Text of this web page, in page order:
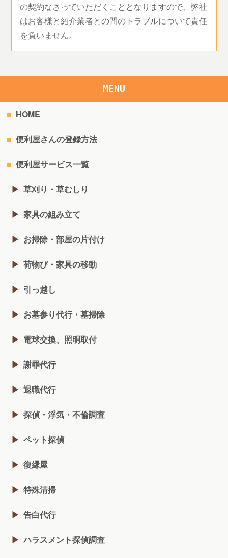
の契約なさっていただくこととなりますので、弊社
はお客様と紹介業者との間のトラブルについて責任
を負いません。
MENU
HOME
便利屋さんの登録方法
便利屋サービス一覧
草刈り・草むしり
家具の組み立て
お掃除・部屋の片付け
荷物び・家具の移動
引っ越し
お墓参り代行・墓掃除
電球交換、照明取付
謝罪代行
退職代行
探偵・浮気・不倫調査
ペット探偵
復縁屋
特殊清掃
告白代行
ハラスメント探偵調査